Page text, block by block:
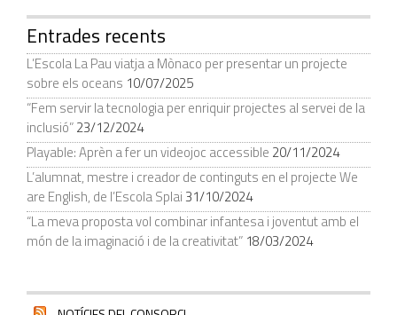
Entrades recents
L’Escola La Pau viatja a Mònaco per presentar un projecte
sobre els oceans 10/07/2025
“Fem servir la tecnologia per enriquir projectes al servei de la
inclusió”23/12/2024
Playable: Aprèn a fer un videojoc accessible 20/11/2024
L’alumnat, mestre i creador de continguts en el projecte We
are English, de l’Escola Splai 31/10/2024
“La meva proposta vol combinar infantesa i joventut amb el
món de la imaginació i de la creativitat” 18/03/2024